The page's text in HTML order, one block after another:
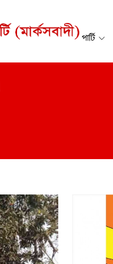
পার্টি